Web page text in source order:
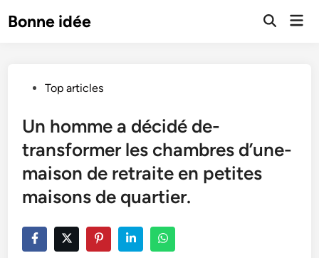
toBonne idée
Open
PostedTop articles
Un homme a décidé de­
transformer les chambres d’une­
maison de retraite e­n petites
maisons de quartier.